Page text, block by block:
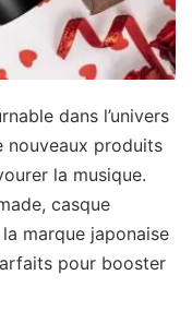
dans l’univers
nouveaux produits
la musique.
casque
marque japonaise
pour booster